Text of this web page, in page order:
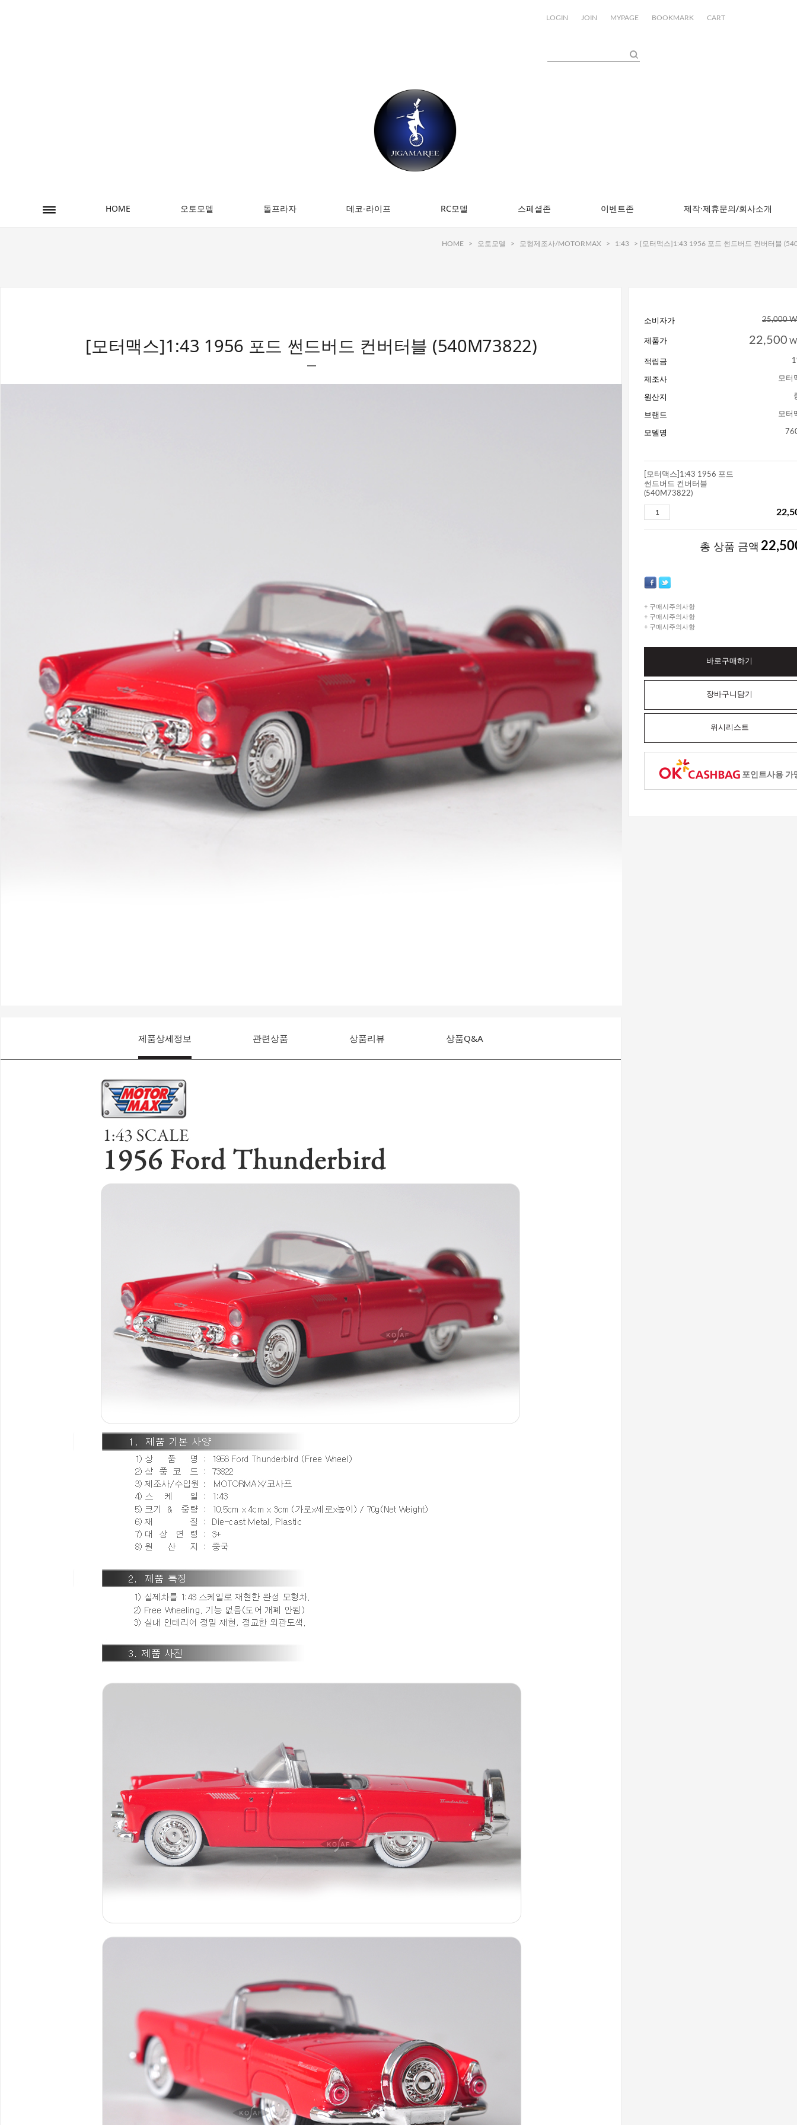
LOGIN JOIN MYPAGE BOOKMARK CART
HOME 오토모델 돌프라자 데코-라이프 RC모델 스페셜존 이벤트존 제작·제휴문의/회사소개
HOME > 오토모델 > 모형제조사/MOTORMAX > 1:43 > [모터맥스]1:43 1956 포드 썬드버드 컨버터블
[모터맥스]1:43 1956 포드 썬드버드 컨버터블 (540M73822)
제품상세정보 관련상품 상품리뷰 상품Q&A
소비자가 25,000
제품가 22,500
적립금
제조사 모터
원산지
브랜드 모터
모델명
[모터맥스]1:43 1956 포드
썬드버드 컨버터블
(540M73822)
총 상품 금액
+ 구매시주의사항
+ 구매시주의사항
+ 구매시주의사항
바로구매하기
장바구니담기
위시리스트
포인트사용 가